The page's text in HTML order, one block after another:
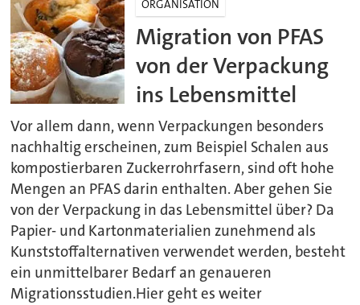
ORGANISATION
Migration von PFAS
von der Verpackung
ins Lebensmittel
Vor allem dann, wenn Verpackungen besonders
nachhaltig erscheinen, zum Beispiel Schalen aus
kompostierbaren Zuckerrohrfasern, sind oft hohe
Mengen an PFAS darin enthalten. Aber gehen Sie
von der Verpackung in das Lebensmittel über? Da
Papier- und Kartonmaterialien zunehmend als
Kunststoffalternativen verwendet werden, besteht
ein unmittelbarer Bedarf an genaueren
Migrationsstudien.Hier geht es weiter